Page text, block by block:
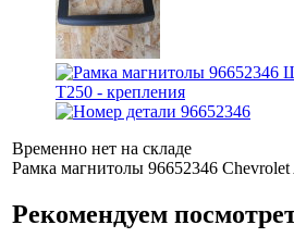
Временно нет на складе
Рамка магнитолы 96652346 Chevrolet
Рекомендуем